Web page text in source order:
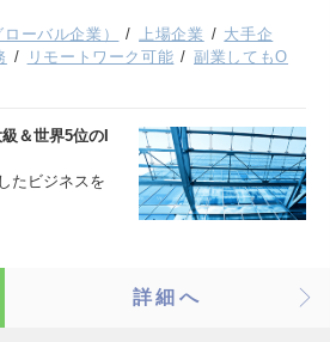
ーバル企業） 上場企業
大手企
リモートワーク可能
副業してもO
＆世界5位のI
たビジネスを
詳細へ